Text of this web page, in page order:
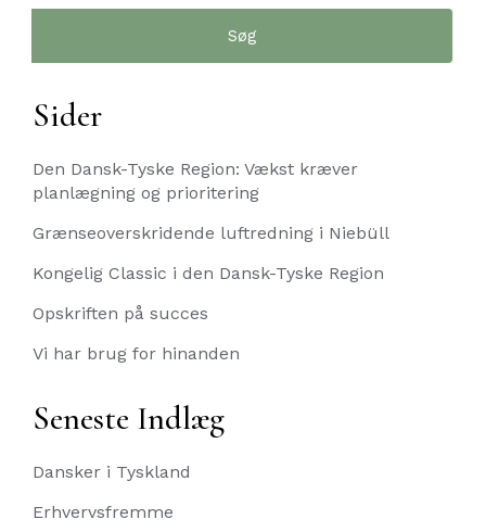
Sider
Den Dansk-Tyske Region: Vækst kræver
planlægning og prioritering
Grænseoverskridende luftredning i Niebüll
Kongelig Classic i den Dansk-Tyske Region
Opskriften på succes
Vi har brug for hinanden
Seneste Indlæg
Dansker i Tyskland
Erhvervsfremme